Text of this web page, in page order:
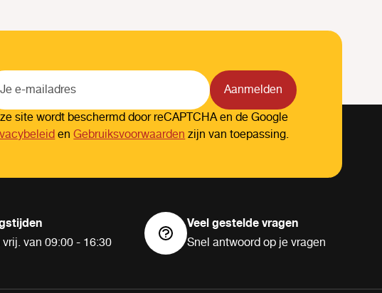
Aanmelden
site wordt beschermd door reCAPTCHA en de Google
enGebruiksvoorwaardenzijn van toepassing.
van 09:00 - 16:30
Veel gestelde vragen
Snel antwoord op je vragen